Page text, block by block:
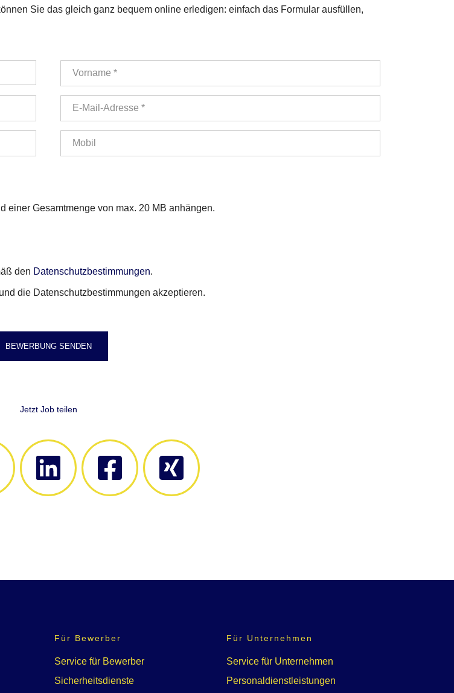
Sie das gleich ganz bequem online erledigen: einfach das Formular ausfüllen,
Vorname *
E-Mail-Adresse *
Mobil
einer Gesamtmenge von max. 20 MB anhängen.
den Datenschutzbestimmungen.
die Datenschutzbestimmungen akzeptieren.
BEWERBUNG SENDEN
Jetzt Job teilen
Für Bewerber
Service für Bewerber
Sicherheitsdienste
Für Unternehmen
Service für Unternehmen
Personaldienstleistungen